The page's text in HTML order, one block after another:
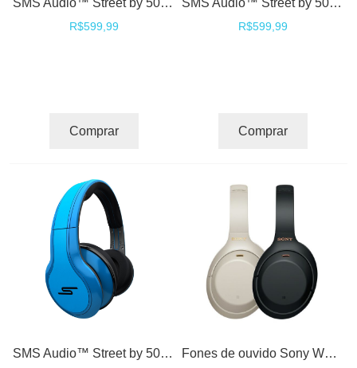
R$599,99
Comprar
R$599,99
Comprar
SMS Audio™ Street by 50 DJ Fones Headphones High Definition - Blue Fones de ouvido Sony WH-1000XM4 Noise Canceling Cancelamento de Ruído Alexa Siri Google Assistente